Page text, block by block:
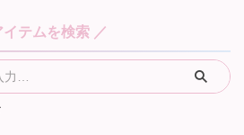
テムを検索 ／